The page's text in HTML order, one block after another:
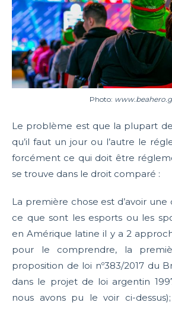
Photo:
Le problème est que la plupart
qu’il faut un jour ou l’autre le
forcément ce qui doit être
se trouve dans le droit comparé :
La première chose est d’avoir
ce que sont les esports ou les
en Amérique latine il y a 2
pour le comprendre, la
proposition de loi nº383/2017 du
dans le projet de loi argentin
nous avons pu le voir ci-